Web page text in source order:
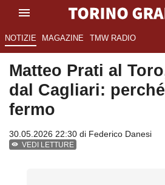
NOTIZIE MAGAZINE TMW RADIO
Matteo Prati al
dal Cagliari:
fermo
30.05.2026 22:30 di Federico Danesi
VEDI LETTURE